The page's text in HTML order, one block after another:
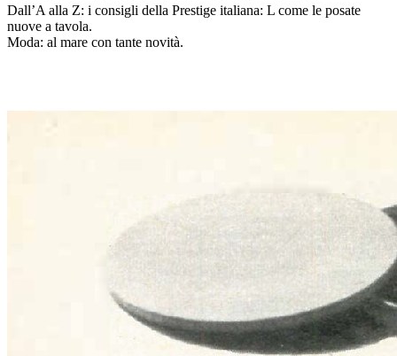
Dall’A alla Z: i consigli della Prestige italiana: L come le posate
nuove a tavola.
Moda: al mare con tante novità.